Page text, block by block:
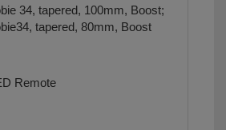
34, tapered, 100mm, Boost;
tapered, 80mm, Boost
Remote